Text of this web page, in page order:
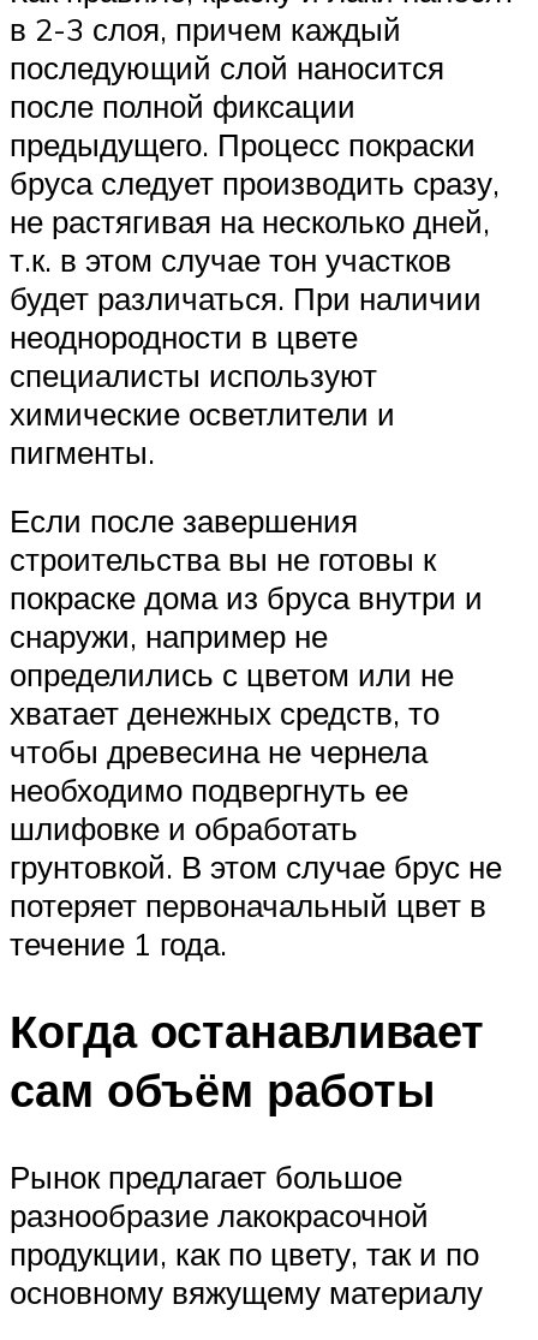
в 2-3 слоя, причем каждый
последующий слой наносится
после полной фиксации
предыдущего. Процесс покраски
бруса следует производить сразу,
не растягивая на несколько дней,
т.к. в этом случае тон участков
будет различаться. При наличии
неоднородности в цвете
специалисты используют
химические осветлители и
пигменты.
Если после завершения
строительства вы не готовы к
покраске дома из бруса внутри и
снаружи, например не
определились с цветом или не
хватает денежных средств, то
чтобы древесина не чернела
необходимо подвергнуть ее
шлифовке и обработать
грунтовкой. В этом случае брус не
потеряет первоначальный цвет в
течение 1 года.
Когда останавливает
сам объём работы
Рынок предлагает большое
разнообразие лакокрасочной
продукции, как по цвету, так и по
основному вяжущему материалу